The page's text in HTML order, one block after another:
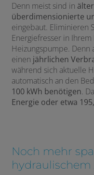
Denn meist sind in
überdimensionierte
eingebaut. Eliminieren
Energiefresser in
Heizungspumpe.
einen jährlichen
während sich aktuelle
automatisch an den
100 kWh benötigen.
Energie oder etwa
Noch mehr
hydraulischem